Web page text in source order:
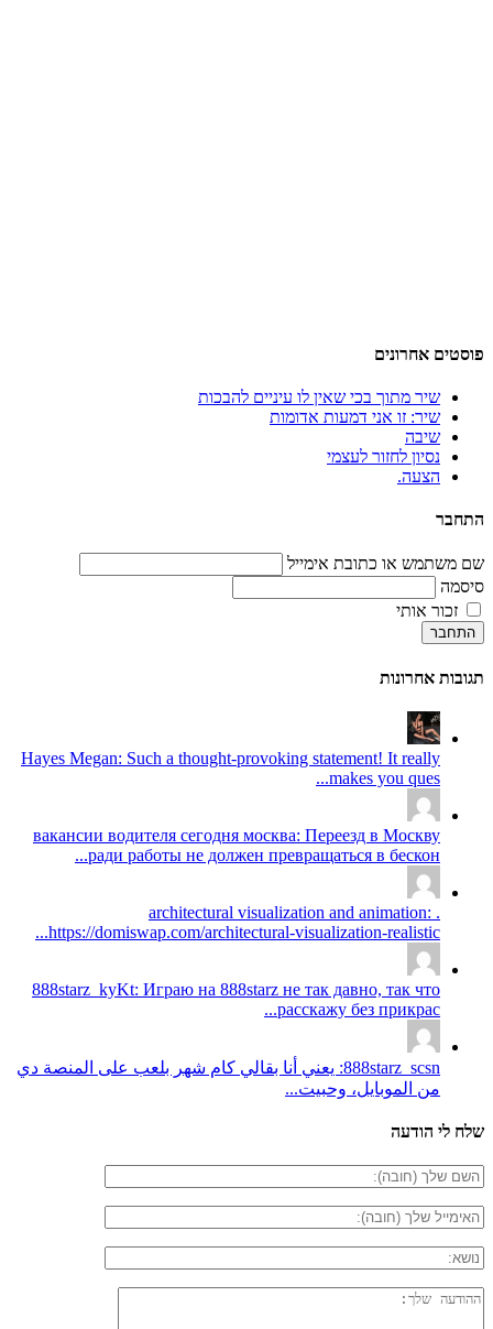
פוסטים אחרונים
שיר מתוך בכי שאין לו עיניים להבכות
שיר: זו אני דמעות אדומות
שיבה
נסיון לחזור לעצמי
הצעה.
התחבר
שם משתמש או כתובת אימייל
סיסמה
זכור אותי
התחבר
תגובות אחרונות
Hayes Megan: Such a thought-provoking statement! It really
makes you ques...
вакансии водителя сегодня москва: Переезд в Москву
ради работы не должен превращаться в бескон...
architectural visualization and animation: .
https://domiswap.com/architectural-visualization-realistic...
888starz_kyKt: Играю на 888starz не так давно, так что
расскажу без прикрас...
888starz_scsn: يعني أنا بقالي كام شهر بلعب على المنصة دي
من الموبايل، وحبيت...
שלח לי הודעה